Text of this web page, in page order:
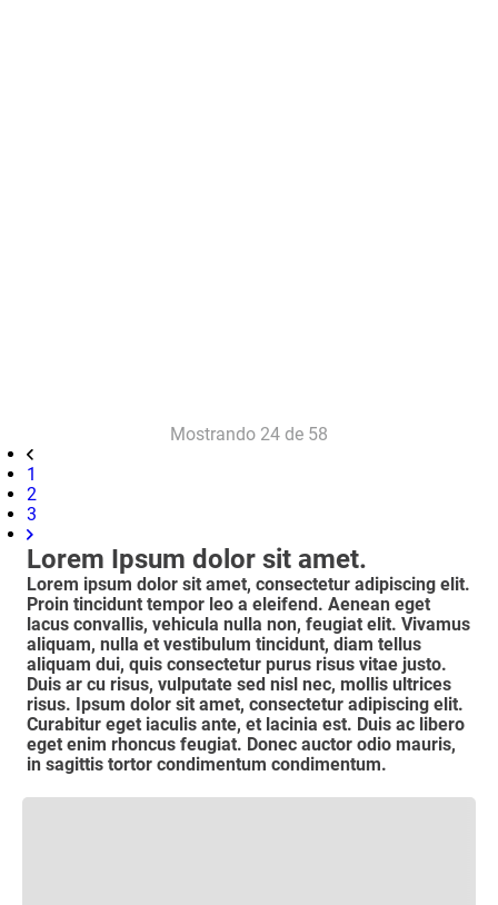
Mostrando 24 de 58
1
2
3
Lorem Ipsum dolor sit amet.
Lorem ipsum dolor sit amet, consectetur adipiscing elit.
Proin tincidunt tempor leo a eleifend. Aenean eget
lacus convallis, vehicula nulla non, feugiat elit. Vivamus
aliquam, nulla et vestibulum tincidunt, diam tellus
aliquam dui, quis consectetur purus risus vitae justo.
Duis ar cu risus, vulputate sed nisl nec, mollis ultrices
risus. Ipsum dolor sit amet, consectetur adipiscing elit.
Curabitur eget iaculis ante, et lacinia est. Duis ac libero
eget enim rhoncus feugiat. Donec auctor odio mauris,
in sagittis tortor condimentum condimentum.